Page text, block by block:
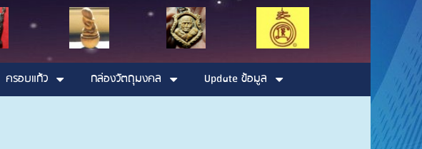
ครอบแก้ว กล่องวัตถุมงคล Update ข้อมูล